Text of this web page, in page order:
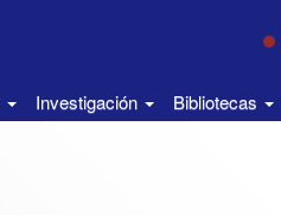
Investigación Bibliotecas